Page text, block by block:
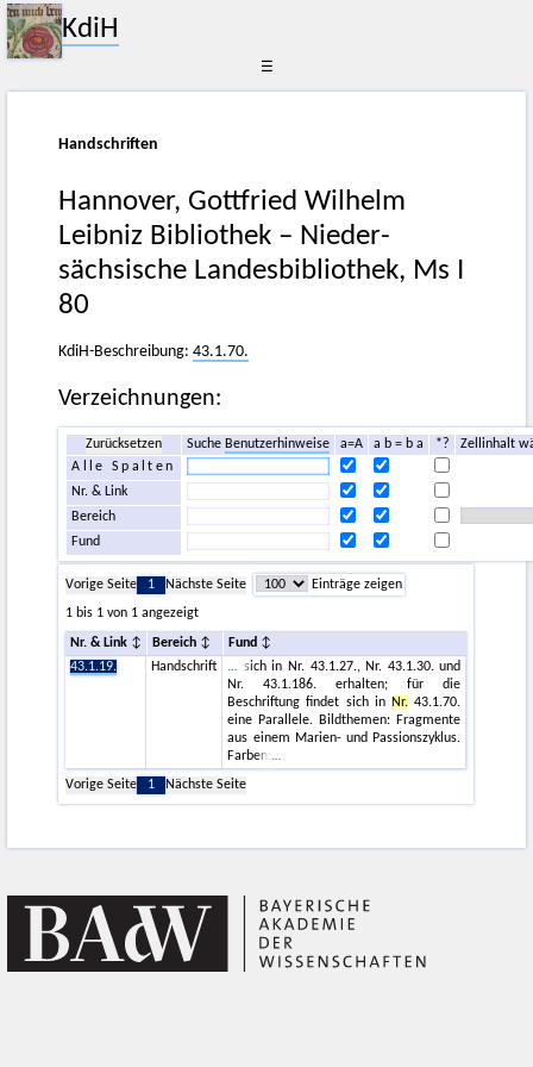
KdiH
☰
Handschriften
Hannover, Gottfried Wilhelm
Leibniz Bibliothek – Nieder­
sächsische Landes­bibliothek, Ms I
80
KdiH-Beschreibung:43.1.70.
Verzeichnungen:
Zurücksetzen Suche Benutzerhinweise a=A a b = b a *?
Zellinhalt
Alle Spalten
Nr. & Link
Bereich
Fund
Vorige Seite 1 Nächste Seite
Einträge zeigen
1 bis 1 von 1 angezeigt
Nr. & Link Bereich
Fund
43.1.19.
Handschrift
sich in Nr. 43.1.27., Nr. 43.1.30. und
Nr. 43.1.186. erhalten; für die
Beschriftung findet sich in Nr. 43.1.70.
eine Parallele. Bildthemen: Fragmente
aus einem Marien- und Passionszyklus.
Farben:
Vorige Seite
1 Nächste Seite